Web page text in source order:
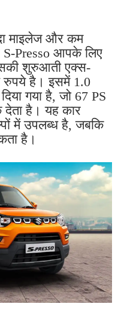
माइलेज और कम
Presso आपके लिए
शुरुआती एक्स-
रुपये है। इसमें 1.0
गया है, जो 67 PS
देता है। यह कार
में उपलब्ध है, जबकि
है।